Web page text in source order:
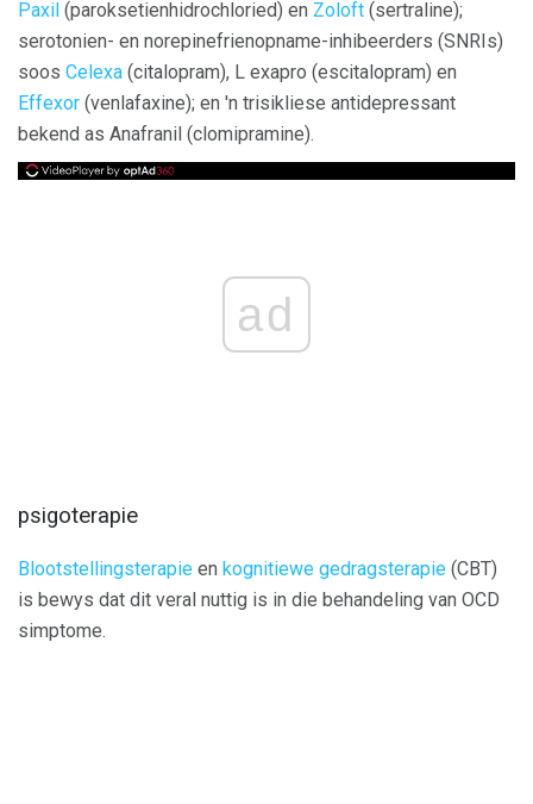
Paxil (paroksetienhidrochloried) en Zoloft (sertraline);
serotonien- en norepinefrienopname-inhibeerders (SNRIs)
soos Celexa (citalopram), L exapro (escitalopram) en
Effexor (venlafaxine); en 'n trisikliese antidepressant
bekend as Anafranil (clomipramine).
ad
psigoterapie
Blootstellingsterapie en kognitiewe gedragsterapie (CBT)
is bewys dat dit veral nuttig is in die behandeling van OCD
simptome.